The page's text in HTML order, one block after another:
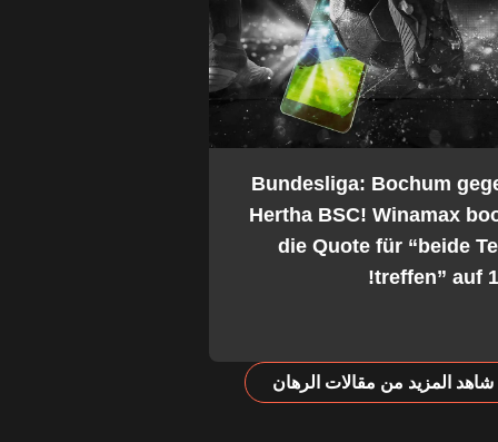
2. Bundesliga: Bochum
Hertha BSC! Winamax
die Quote für “beide
treffen” auf
شاهد المزيد من مقالات الرهان